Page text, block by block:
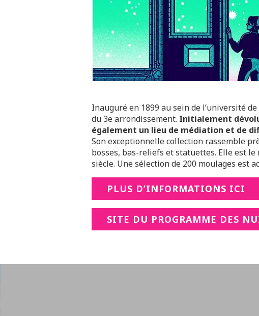
Inauguré en 1899 au sein de l’université
du 3e arrondissement. Initialement dévolu
également un lieu de médiation et de
Son exceptionnelle collection rassemble
bosses, bas-reliefs et statuettes. Elle est le
siècle. Une sélection de 200 moulages est
PLUS D’INFORMATIONS ICI
SITE DU PROGRAMME DES